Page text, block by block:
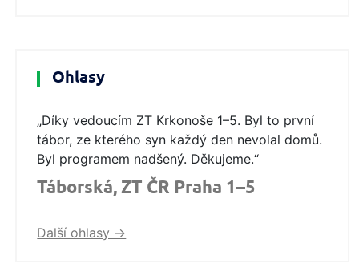
Ohlasy
„Díky vedoucím ZT Krkonoše 1–5. Byl to první
tábor, ze kterého syn každý den nevolal domů.
Byl programem nadšený. Děkujeme.“
Táborská, ZT ČR Praha 1–5
Další ohlasy ->